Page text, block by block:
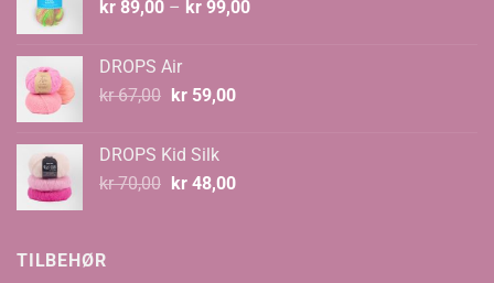
kr 89,00 – kr 99,00Prisområde:
DROPS Air
kr67,00 Opprinnelig
kr 67,00.
kr59,00Nåværende
DROPS Kid Silk
kr70,00 Opprinnelig
kr48,00Nåværende
TILBEHØR